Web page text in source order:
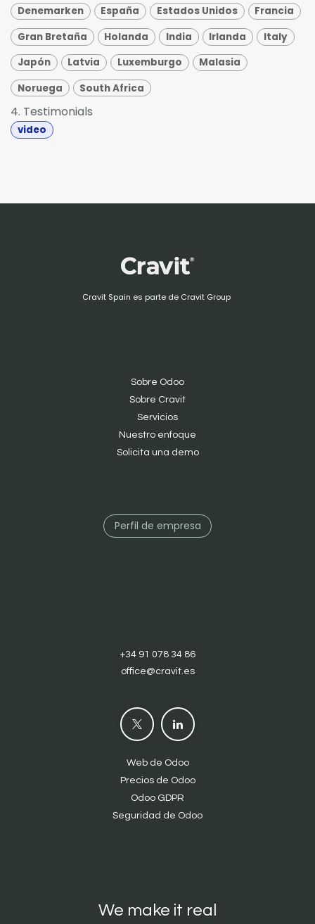
Denemarken
España Estados Unidos
Francia
Gran Bretaña
Holanda India Irlanda
Italy
Japón
Latvia Luxemburgo
Malasia
Noruega
South Africa
4. Testimonials
video
Cravit Spain es parte de Cravit Group
Sobre Odoo
Sobre Cravit
Servicios
Nuestro enfoque
Solicita una demo
Perfil de empresa
+34 91 078 34 86
office@cravit.es
Web de Odoo
Precios de Odoo
Odoo GDPR
Seguridad de Odoo
We make it real